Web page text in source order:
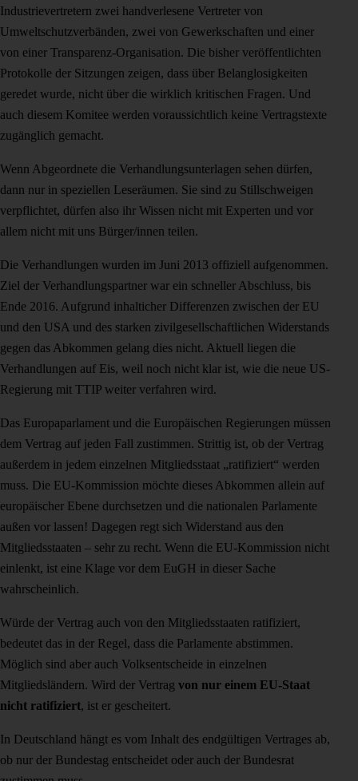
Industrievertretern zwei handverlesene Vertreter von
Umweltschutzverbänden, zwei von Gewerkschaften und einer
von einer Transparenz-Organisation. Die bisher veröffentlichten
Protokolle der Sitzungen zeigen, dass über Belanglosigkeiten
geredet wurde, nicht über die wirklich kritischen Fragen. Und
auch diesem Komitee werden voraussichtlich keine Vertragstexte
zugänglich gemacht.
Wenn Abgeordnete die Verhandlungsunterlagen sehen dürfen,
dann nur in speziellen Leseräumen. Sie sind zu Stillschweigen
verpflichtet, dürfen also ihr Wissen nicht mit Experten und vor
allem nicht mit uns Bürger/innen teilen.
Die Verhandlungen wurden im Juni 2013 offiziell aufgenommen.
Ziel der Verhandlungspartner war ein schneller Abschluss, bis
Ende 2016. Aufgrund inhalticher Differenzen zwischen der EU
und den USA und des starken zivilgesellschaftlichen Widerstands
gegen das Abkommen gelang dies nicht. Aktuell liegen die
Verhandlungen auf Eis, weil noch nicht klar ist, wie die neue US-
Regierung mit TTIP weiter verfahren wird.
Das Europaparlament und die Europäischen Regierungen müssen
dem Vertrag auf jeden Fall zustimmen. Strittig ist, ob der Vertrag
außerdem in jedem einzelnen Mitgliedsstaat „ratifiziert“ werden
muss. Die EU-Kommission möchte dieses Abkommen allein auf
europäischer Ebene durchsetzen und die nationalen Parlamente
außen vor lassen! Dagegen regt sich Widerstand aus den
Mitgliedsstaaten – sehr zu recht. Wenn die EU-Kommission nicht
einlenkt, ist eine Klage vor dem EuGH in dieser Sache
wahrscheinlich.
Würde der Vertrag auch von den Mitgliedsstaaten ratifiziert,
bedeutet das in der Regel, dass die Parlamente abstimmen.
Möglich sind aber auch Volksentscheide in einzelnen
Mitgliedsländern. Wird der Vertrag von nur einem EU-Staat
nicht ratifiziert, ist er gescheitert.
In Deutschland hängt es vom Inhalt des endgültigen Vertrages ab,
ob nur der Bundestag entscheidet oder auch der Bundesrat